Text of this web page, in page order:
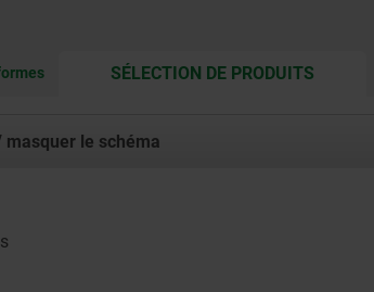
SÉLECTION DE PRODUITSCURRENT
CURRENT
le schéma